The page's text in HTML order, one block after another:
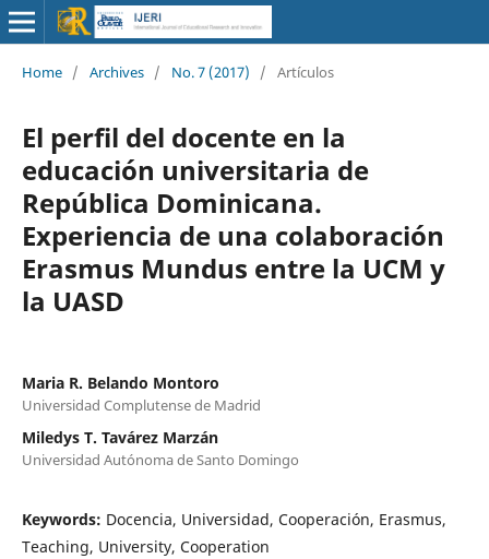
Home / Archives / No. 7 (2017) / Artículos
El perfil del docente en la
educación universitaria de
República Dominicana.
Experiencia de una colaboración
Erasmus Mundus entre la UCM y
la UASD
Maria R. Belando Montoro
Universidad Complutense de Madrid
Miledys T. Tavárez Marzán
Universidad Autónoma de Santo Domingo
Keywords: Docencia, Universidad, Cooperación, Erasmus,
Teaching, University, Cooperation